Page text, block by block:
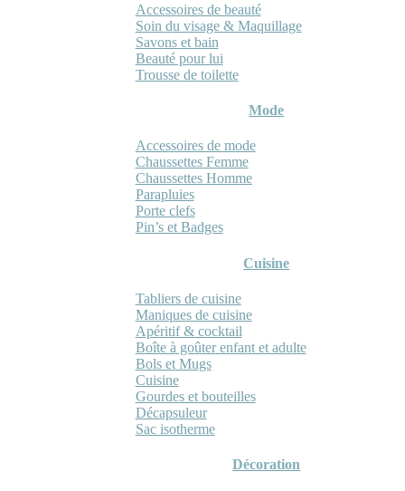
Accessoires de beauté
Soin du visage & Maquillage
Savons et bain
Beauté pour lui
Trousse de toilette
Mode
Accessoires de mode
Chaussettes Femme
Chaussettes Homme
Parapluies
Porte clefs
Pin’s et Badges
Cuisine
Tabliers de cuisine
Maniques de cuisine
Apéritif & cocktail
Boîte à goûter enfant et adulte
Bols et Mugs
Cuisine
Gourdes et bouteilles
Décapsuleur
Sac isotherme
Décoration